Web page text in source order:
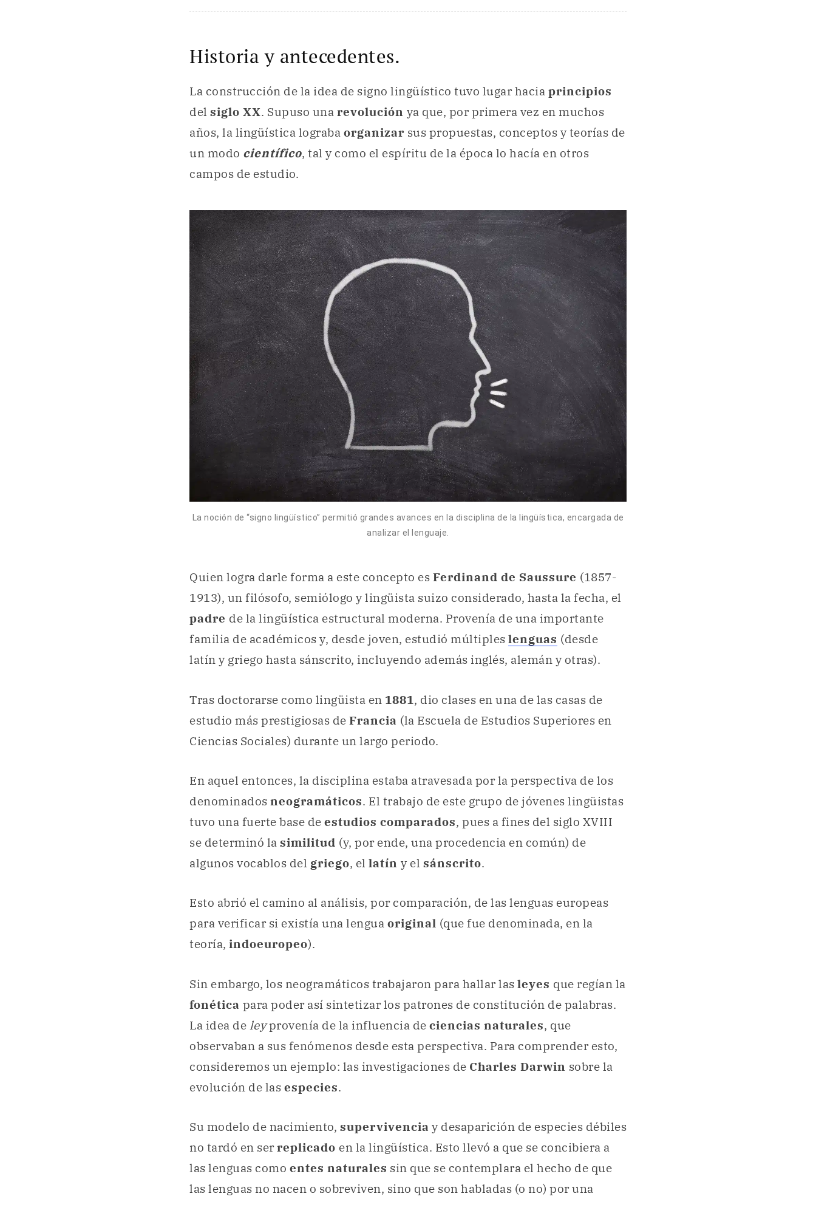
Historia y antecedentes.
La construcción de la idea de signo lingüístico tuvo lugar hacia principios
del siglo XX. Supuso una revolución ya que, por primera vez en muchos
años, la lingüística lograba organizar sus propuestas, conceptos y teorías de
un modo científico, tal y como el espíritu de la época lo hacía en otros
campos de estudio.
La noción de “signo lingüístico” permitió grandes avances en la disciplina de la lingüística, encargada de
analizar el lenguaje.
Quien logra darle forma a este concepto es Ferdinand de Saussure (1857-
1913), un filósofo, semiólogo y lingüista suizo considerado, hasta la fecha, el
padre de la lingüística estructural moderna. Provenía de una importante
familia de académicos y, desde joven, estudió múltiples lenguas (desde
latín y griego hasta sánscrito, incluyendo además inglés, alemán y otras).
Tras doctorarse como lingüista en 1881 , dio clases en una de las casas de
estudio más prestigiosas de Francia (la Escuela de Estudios Superiores en
Ciencias Sociales) durante un largo periodo.
En aquel entonces, la disciplina estaba atravesada por la perspectiva de los
denominados neogramáticos. El trabajo de este grupo de jóvenes lingüistas
tuvo una fuerte base de estudios comparados, pues a fines del siglo XVIII
se determinó la similitud (y, por ende, una procedencia en común) de
algunos vocablos del griego, el latín y el sánscrito.
Esto abrió el camino al análisis, por comparación, de las lenguas europeas
para verificar si existía una lengua original (que fue denominada, en la
teoría, indoeuropeo).
Sin embargo, los neogramáticos trabajaron para hallar las leyes que regían la
fonética para poder así sintetizar los patrones de constitución de palabras.
La idea de leyprovenía de la influencia de ciencias naturales, que
observaban a sus fenómenos desde esta perspectiva. Para comprender esto,
consideremos un ejemplo: las investigaciones de Charles Darwin sobre la
evolución de las especies.
Su modelo de nacimiento, supervivencia y desaparición de especies débiles
no tardó en serreplicado en la lingüística. Esto llevó a que se concibiera a
las lenguas como entes naturales sin que se contemplara el hecho de que
las lenguas no nacen o sobreviven, sino que son habladas (o no) por una